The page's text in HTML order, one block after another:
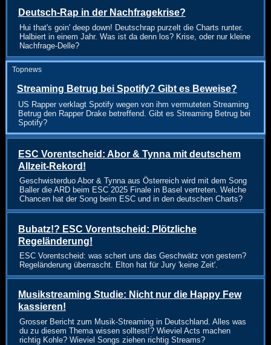
Deutsch-Rap in der Nachfragekrise?
Hui that's goin' deep down! Deutschrap purzelt die Charts runter.
Halbiert in einem Jahr. Was ist da denn los? Krise, oder nur kleine
Nachfrage-Delle?
Topnews
Streaming Betrug bei Spotify? Gibt es Beweise?
US Rapper verklagt Spotify wegen von ihm vermuteten Streaming
Betrug den Rapper Drake betreffend. Gibt es Streaming Betrug bei
Spotify?
ESC Vorentscheid: Abor & Tynna mit deutschem
Allzeit-Rekord!
Geschwisterduo Abor & Tynna aus Österreich wird mit dem Song
Baller die ARD beim ESC 2025 Finale in Basel vertreten. Welche
Chancen hat der Song beim ESC und in den deutschen Charts?
Bubatz!? ESC Vorentscheid: Plötzliche
Regeländerung!
ESC Vorentscheid: was schert uns das Geschwätz von gestern?
Regeländerung überrascht. Elton hat für Jury 'keine Zeit'.
Musikstreaming Studie: Nicht nur die Happy Few
kassieren!
Grosser Bericht zum Musik-Streaming in Deutschland. Alles was
du zu diesem Thema wissen solltest!? Wieviel Acts machen
richtig Kohle? Wieviel Songs ziehen richtig Streams?